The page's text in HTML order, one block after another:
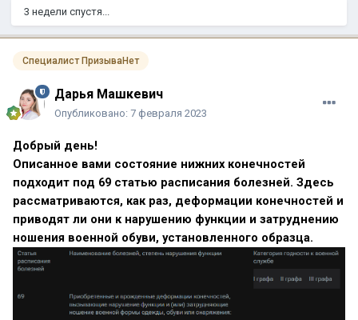
3 недели спустя...
Специалист ПризываНет
Дарья Машкевич
Опубликовано: 7 февраля 2023
Добрый день!
Описанное вами состояние нижних конечностей
подходит под 69 статью расписания болезней. Здесь
рассматриваются, как раз, деформации конечностей и
приводят ли они к нарушению функции и затруднению
ношения военной обуви, установленного образца.